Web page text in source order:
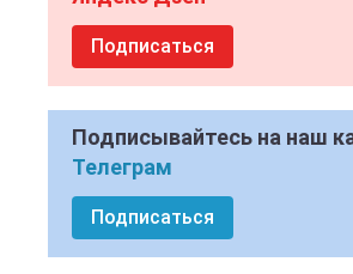
Подписаться
Подписывайтесь на наш
Телеграм
Подписаться